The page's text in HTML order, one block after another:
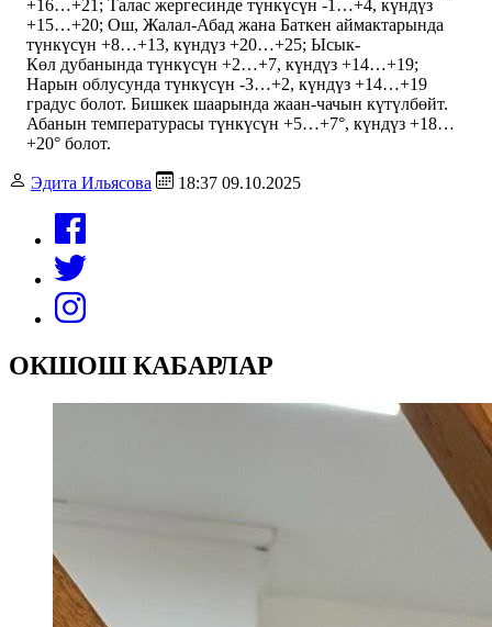
+16…+21; Талас жергесинде түнкүсүн -1…+4, күндүз
+15…+20; Ош, Жалал-Абад жана Баткен аймактарында ​
түнкүсүн +8…+13, күндүз +20…+25; Ысык-
Көл дубанында түнкүсүн +2…+7, күндүз +14…+19;
Нарын облусунда түнкүсүн -3…+2, күндүз +14…+19
градус болот. Бишкек шаарында жаан-чачын күтүлбөйт.
Абанын температурасы түнкүсүн +5…+7°, күндүз +18…
+20° болот.
Эдита Ильясова 18:37 09.10.2025
ОКШОШ КАБАРЛАР